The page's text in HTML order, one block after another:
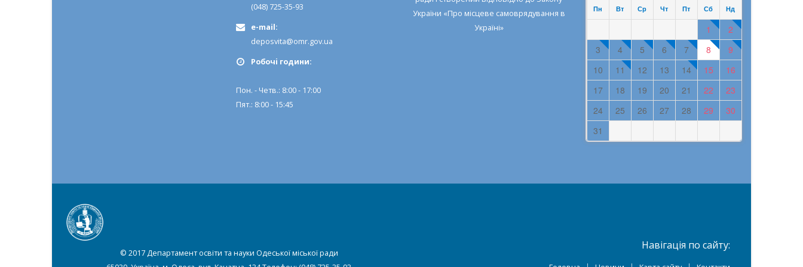
(048) 725-35-93
e-mail:
deposvita@omr.gov.ua
Робочi години:
Пон. - Четв.: 8:00 - 17:00
Пят.: 8:00 - 15:45
України «Про місцеве самоврядування в
Україні»
Пн Вт Ср Чт Пт Сб Нд
1
2
3
4 5 6 7 8
9
10
11 12 13 14 15
16
17
18 19 20 21 22
23
24
25 26 27 28 29
30
31
© 2017 Департамент освіти та науки Одеської міської ради
Навігація по сайту: